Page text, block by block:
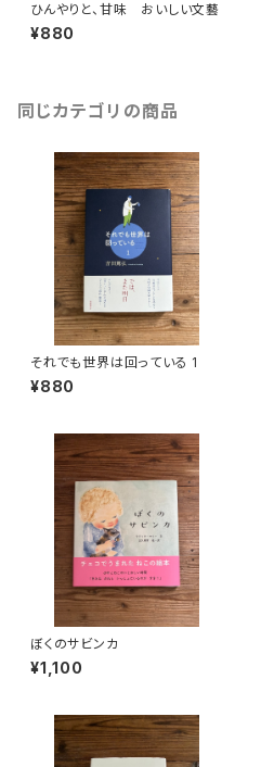
ひんやりと、甘味 おいしい文藝
¥880
同じカテゴリの商品
それでも世界は回っている 1
¥880
ぼくのサビンカ
¥1,100